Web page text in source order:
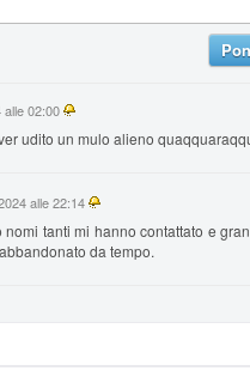
alle 02:00
udito un mulo alieno
alle 22:14
tanti mi hanno contattato e
da tempo.